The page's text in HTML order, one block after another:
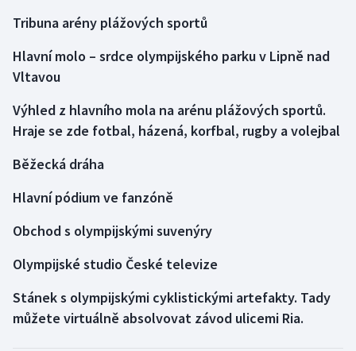
Florbal
Futsal
Gymnastika
Krasobruslení
Tribuna arény plážových sportů
Hlavní molo – srdce olympijského parku v Lipně nad
Vltavou
Výhled z hlavního mola na arénu plážových sportů.
Hraje se zde fotbal, házená, korfbal, rugby a volejbal
Běžecká dráha
Hlavní pódium ve fanzóně
Obchod s olympijskými suvenýry
Olympijské studio České televize
Stánek s olympijskými cyklistickými artefakty. Tady
můžete virtuálně absolvovat závod ulicemi Ria.